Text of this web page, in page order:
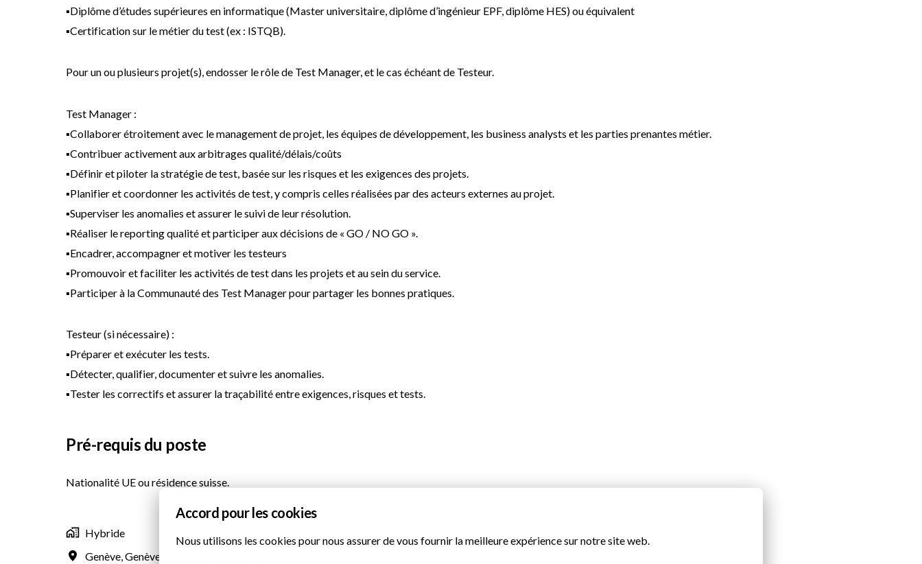
Accord pour les cookies
Nous utilisons les cookies pour nous assurer de vous fournir la meilleure expérience sur notre site web.
▪Diplôme d’études supérieures en informatique (Master universitaire, diplôme d’ingénieur EPF, diplôme HES) ou équivalent
▪Certification sur le métier du test (ex : ISTQB).
Pour un ou plusieurs projet(s), endosser le rôle de Test Manager, et le cas échéant de Testeur.
Test Manager :
▪Collaborer étroitement avec le management de projet, les équipes de développement, les business analysts et les parties prenantes métier.
▪Contribuer activement aux arbitrages qualité/délais/coûts
▪Définir et piloter la stratégie de test, basée sur les risques et les exigences des projets.
▪Planifier et coordonner les activités de test, y compris celles réalisées par des acteurs externes au projet.
▪Superviser les anomalies et assurer le suivi de leur résolution.
▪Réaliser le reporting qualité et participer aux décisions de « GO / NO GO ».
▪Encadrer, accompagner et motiver les testeurs
▪Promouvoir et faciliter les activités de test dans les projets et au sein du service.
▪Participer à la Communauté des Test Manager pour partager les bonnes pratiques.
Testeur (si nécessaire) :
▪Préparer et exécuter les tests.
▪Détecter, qualifier, documenter et suivre les anomalies.
▪Tester les correctifs et assurer la traçabilité entre exigences, risques et tests.
Pré-requis du poste
Nationalité UE ou résidence suisse.
Hybride
Genève Genève